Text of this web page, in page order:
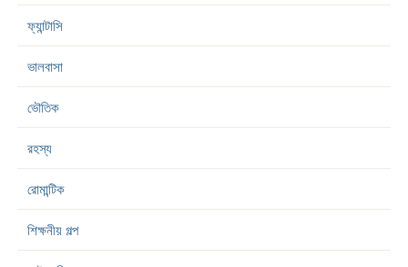
ফ্যান্টাসি
ভালবাসা
ভৌতিক
রহস্য
রোমান্টিক
শিক্ষনীয় গল্প